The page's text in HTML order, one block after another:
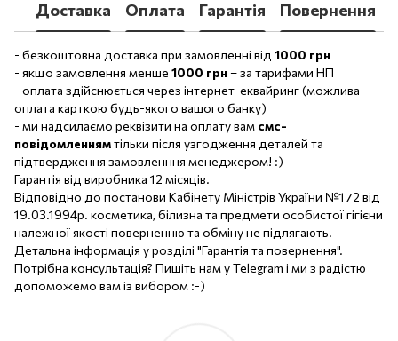
Доставка Оплата Гарантія Повернення
- безкоштовна доставка при замовленні від 1000 грн
- якщо замовлення менше 1000 грн– за тарифами НП
- оплата здійснюється через інтернет-еквайринг (можлива
оплата карткою будь-якого вашого банку)
- ми надсилаємо реквізити на оплату вам смс-
повідомленнямтільки після узгодження деталей та
підтвердження замовленння менеджером! :)
Гарантія від виробника 12 місяців.
Відповідно до постанови Кабінету Міністрів України №172 від
19.03.1994р. косметика, білизна та предмети особистої гігієни
належної якості поверненню та обміну не підлягають.
Детальна інформація у розділі "Гарантія та повернення".
Потрібна консультація? Пишіть нам у Telegram і ми з радістю
допоможемо вам із вибором :-)